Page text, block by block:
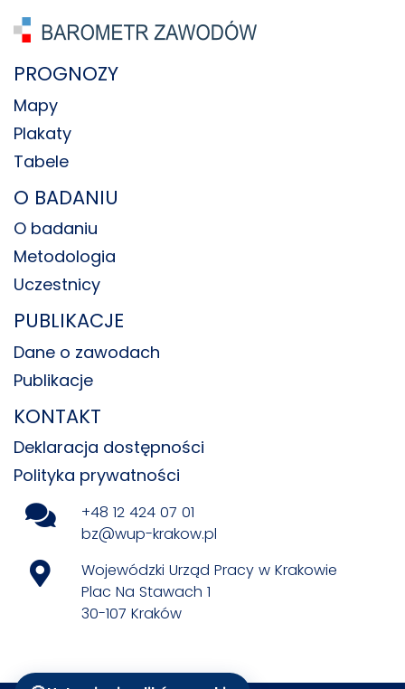
PROGNOZY
Mapy
Plakaty
Tabele
O BADANIU
O badaniu
Metodologia
Uczestnicy
PUBLIKACJE
Dane o zawodach
Publikacje
KONTAKT
Deklaracja dostępności
Polityka prywatności
+48 12 424 07 01
bz@wup-krakow.pl
Wojewódzki Urząd Pracy w Krakowie
Plac Na Stawach 1
30-107 Kraków